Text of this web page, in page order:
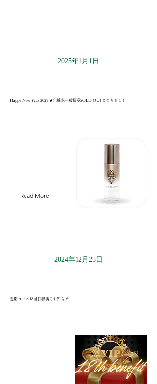
2025年1月1日
Happy New Year 2025 ★化粧水一般販売SOLD OUTにつきまして
Read More
2024年12月25日
定期コース18回目特典のお知らせ